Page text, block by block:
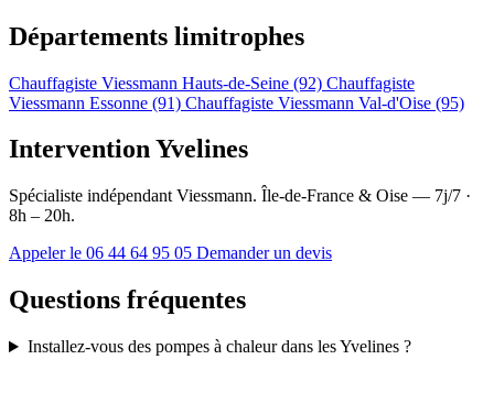
Départements limitrophes
Chauffagiste Viessmann Hauts-de-Seine (92) Chauffagiste
Viessmann Essonne (91) Chauffagiste Viessmann Val-d'Oise (95)
Intervention Yvelines
Spécialiste indépendant Viessmann. Île-de-France & Oise — 7j/7 ·
8h – 20h.
Appeler le 06 44 64 95 05 Demander un devis
Questions fréquentes
Installez-vous des pompes à chaleur dans les Yvelines ?